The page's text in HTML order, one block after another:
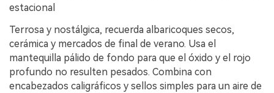
estacional
Terrosa y nostálgica, recuerda albaricoques secos,
cerámica y mercados de final de verano. Usa el
mantequilla pálido de fondo para que el óxido y el rojo
profundo no resulten pesados. Combina con
encabezados caligráficos y sellos simples para un aire de